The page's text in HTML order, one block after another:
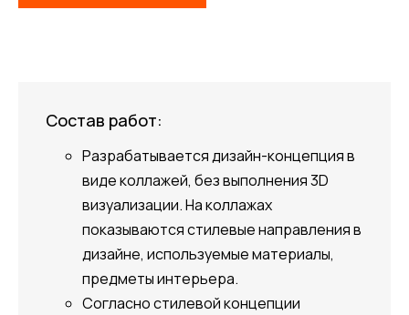
Состав работ:
Разрабатывается дизайн-концепция в
виде коллажей, без выполнения 3D
визуализации. На коллажах
показываются стилевые направления в
дизайне, используемые материалы,
предметы интерьера.
Согласно стилевой концепции